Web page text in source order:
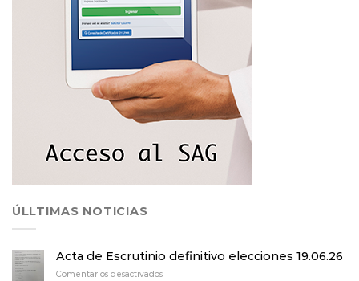
ÚLLTIMAS NOTICIAS
Acta de Escrutinio definitivo elecciones 19.06.26
Comentarios desactivadosen